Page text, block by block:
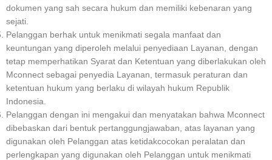
dokumen yang sah secara hukum dan memiliki kebenaran yang
sejati.
Pelanggan berhak untuk menikmati segala manfaat dan
keuntungan yang diperoleh melalui penyediaan Layanan, dengan
tetap memperhatikan Syarat dan Ketentuan yang diberlakukan oleh
Mconnect sebagai penyedia Layanan, termasuk peraturan dan
ketentuan hukum yang berlaku di wilayah hukum Republik
Indonesia.
Pelanggan dengan ini mengakui dan menyatakan bahwa Mconnect
dibebaskan dari bentuk pertanggungjawaban, atas layanan yang
digunakan oleh Pelanggan atas ketidakcocokan peralatan dan
perlengkapan yang digunakan oleh Pelanggan untuk menikmati